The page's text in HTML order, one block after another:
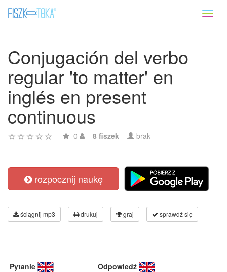
Conjugación del verbo
regular 'to matter' en
inglés en present
continuous
0 8 fiszek brak
rozpocznij naukę
ściągnij mp3 drukuj graj sprawdź się
Pytanie Odpowiedź